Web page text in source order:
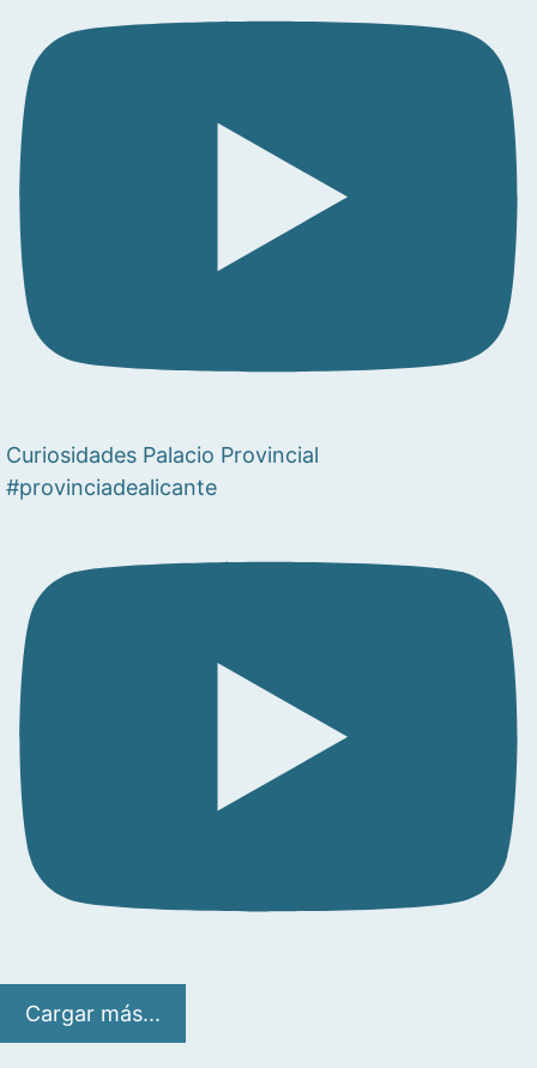
Curiosidades Palacio Provincial
#provinciadealicante
Cargar más...